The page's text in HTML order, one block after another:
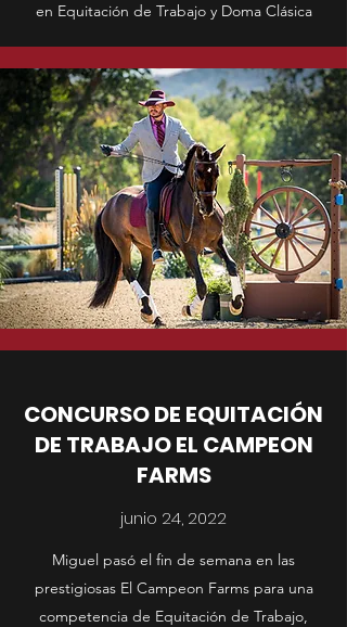
en Equitación de Trabajo y Doma Clásica
CONCURSO DE EQUITACIÓN
DE TRABAJO EL CAMPEON
FARMS
junio 24, 2022
Miguel pasó el fin de semana en las
prestigiosas El Campeon Farms para una
competencia de Equitación de Trabajo,